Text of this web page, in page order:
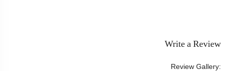
Write a Review
Review Gallery: